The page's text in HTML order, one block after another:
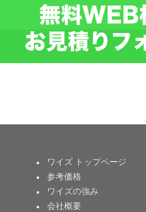
ワイズ トップページ
参考価格
ワイズの強み
会社概要